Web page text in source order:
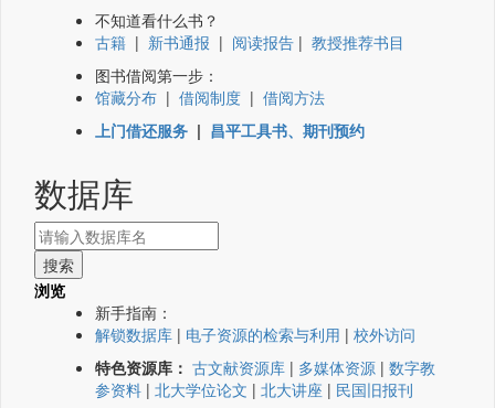
不知道看什么书？
古籍 | 新书通报 | 阅读报告 | 教授推荐书目
图书借阅第一步：
馆藏分布 | 借阅制度 | 借阅方法
上门借还服务 | 昌平工具书、期刊预约
数据库
浏览
新手指南：
解锁数据库 | 电子资源的检索与利用 | 校外访问
特色资源库： 古文献资源库 | 多媒体资源 | 数字教
参资料 | 北大学位论文 | 北大讲座 | 民国旧报刊